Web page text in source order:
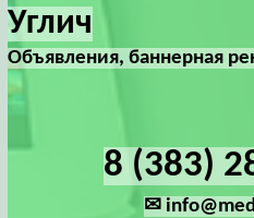
Углич
Объявления, баннерная
8 (383)
✉